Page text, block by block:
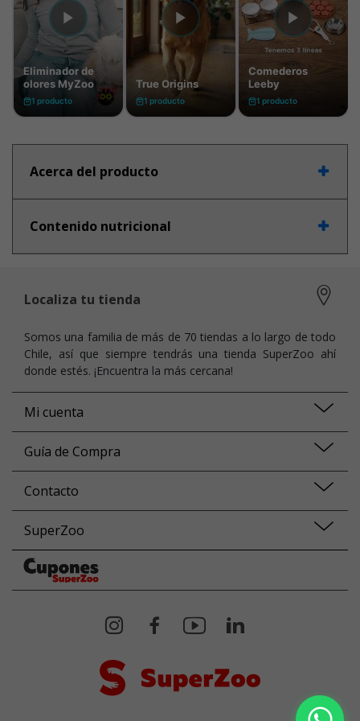
Acerca del producto
Contenido nutricional
Localiza tu tienda
Somos una familia de más de 70 tiendas a lo largo de todo
Chile, así que siempre tendrás una tienda SuperZoo ahí
donde estés. ¡Encuentra la más cercana!
Mi cuenta
Guía de Compra
Contacto
SuperZoo